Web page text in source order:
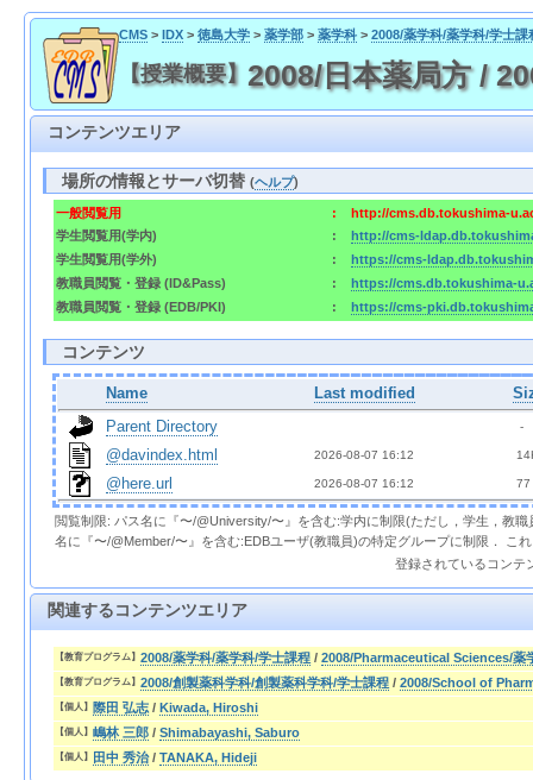
CMS> IDX> 徳島大学> 薬学部> 薬学科> 2008/薬学科/薬学科/学士課
【授業概要】 2008/日本薬局方 /
コンテンツエリア
場所の情報とサーバ切替(ヘルプ)
一般閲覧用 :
http://cms.db.tokushima-
学生閲覧用(学内)
:
http://cms-
学生閲覧用(学外)
:
https://cms-
教職員閲覧・登録 (ID&Pass)
:
https://cms.db.tokushima-
教職員閲覧・登録 (EDB/PKI)
: https://cms-
コンテンツ
Name Last modified
Parent Directory
  -
@davindex.html 2026-08-07 16:12
@here.url 2026-08-07 16:12 77
閲覧制限: パス名に『〜/@University/〜』を含む:学内に制限(ただし，学生，教
名に『〜/@Member/〜』を含む:EDBユーザ(教職員)の特定グループに制限． こ
登録されているコンテ
関連するコンテンツエリア
【教育プログラム】 2008/薬学科/薬学科/学士課程 / 2008/Pharmaceutical Sciences/
【教育プログラム】 2008/創製薬科学科/創製薬科学科/学士課程 / 2008/School of
【個人】 際田 弘志 / Kiwada, Hiroshi
【個人】 嶋林 三郎 / Shimabayashi, Saburo
【個人】 田中 秀治/ TANAKA, Hideji